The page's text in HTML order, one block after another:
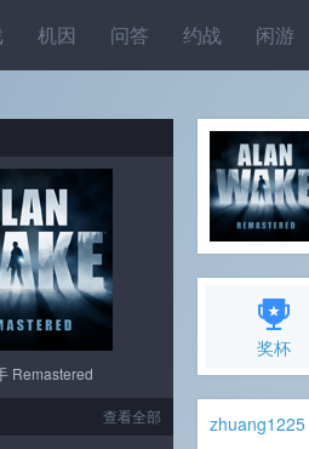
机因 问答 约战 闲游
奖杯
zhuang1225
Remastered
查看全部